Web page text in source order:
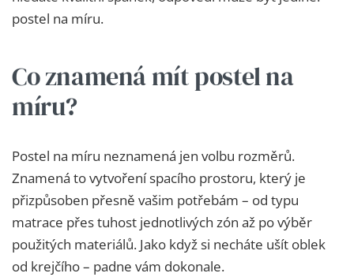
postel na míru.
Co znamená mít postel na
míru?
Postel na míru neznamená jen volbu rozměrů.
Znamená to vytvoření spacího prostoru, který je
přizpůsoben přesně vašim potřebám – od typu
matrace přes tuhost jednotlivých zón až po výběr
použitých materiálů. Jako když si necháte ušít oblek
od krejčího – padne vám dokonale.